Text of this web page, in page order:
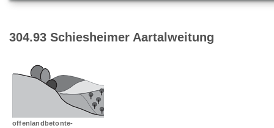
Landschaftsleitbilder
Großlandschaften
Landschaftsräume
304.93 Schiesheimer Aartalweitung
offenlandbetonte-